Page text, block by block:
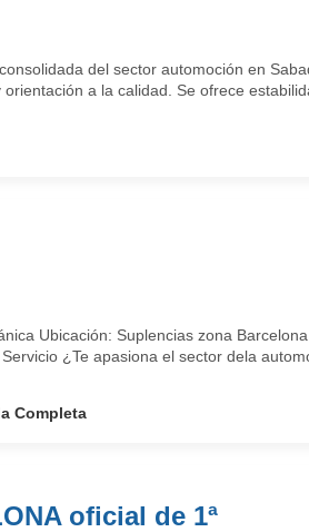
del sector automoción en
a la calidad. Se ofrece
Ubicación: Suplencias zona
¿Te apasiona el sector dela
Completa
oficial de 1ª